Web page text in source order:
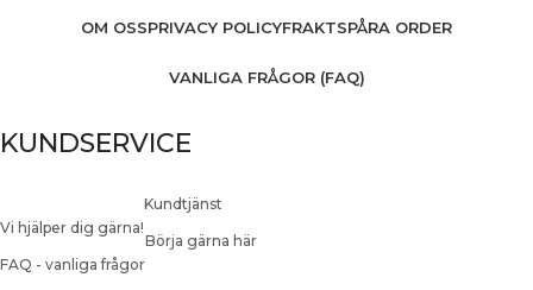
OM OSSPRIVACY POLICYFRAKTSPÅRA ORDER
VANLIGA FRÅGOR (FAQ)
KUNDSERVICE
Vi hjälper dig gärna!
Kundtjänst
FAQ - vanliga frågor
Börja gärna här